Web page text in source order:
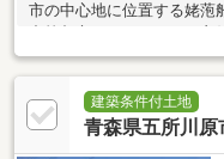
市の中心地に位置する姥萢
かけに便利です。・全80
形地・お好きなハウスメー
＊【通学】栄小学校まで約
約1200m/五所川原こども園
建築条件付土地
青森県五所川原